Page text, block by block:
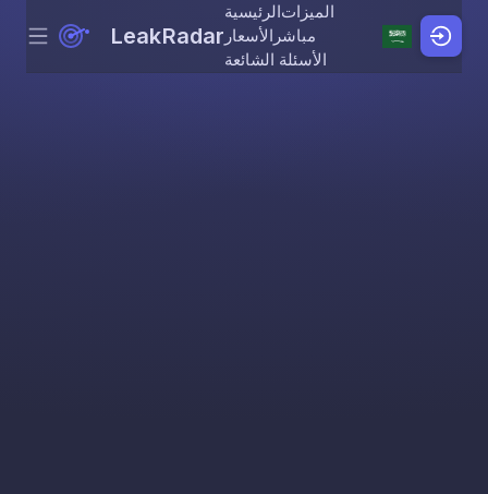
Skip to content
Menu LeakRadar
الرئيسيةالميزات
الأسعار مباشر
الأسئلة الشائعة